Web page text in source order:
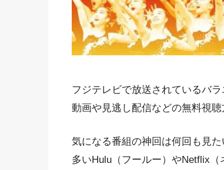
フジテレビで放送されているバ
動画や見逃し配信などの無料視
気になる番組の神回は何回も見
多いHulu（フールー）やNetflix